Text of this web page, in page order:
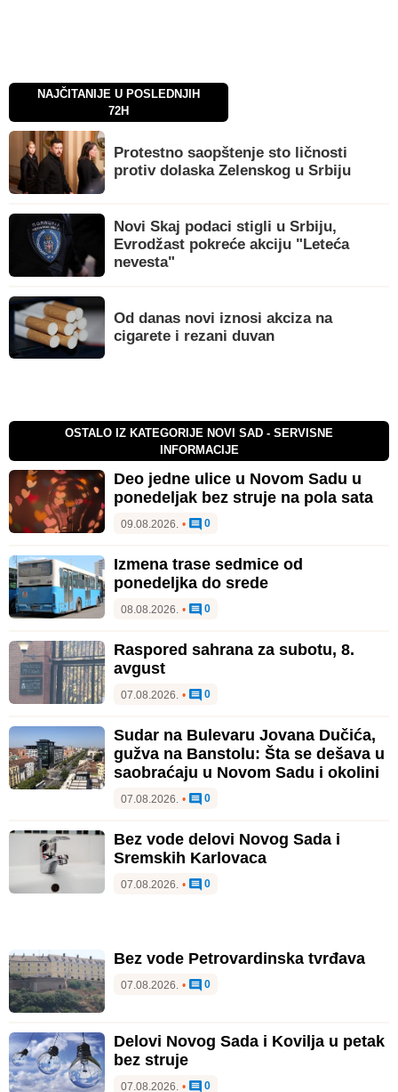
NAJČITANIJE U POSLEDNJIH
72H
Protestno saopštenje sto ličnosti
protiv dolaska Zelenskog u Srbiju
Novi Skaj podaci stigli u Srbiju,
Evrodžast pokreće akciju "Leteća
nevesta"
Od danas novi iznosi akciza na
cigarete i rezani duvan
OSTALO IZ KATEGORIJE NOVI SAD - SERVISNE
INFORMACIJE
Deo jedne ulice u Novom Sadu u
ponedeljak bez struje na pola sata
09.08.2026. • 0
Izmena trase sedmice od
ponedeljka do srede
08.08.2026. • 0
Raspored sahrana za subotu, 8.
avgust
07.08.2026. • 0
Sudar na Bulevaru Jovana Dučića,
gužva na Banstolu: Šta se dešava u
saobraćaju u Novom Sadu i okolini
07.08.2026. • 0
Bez vode delovi Novog Sada i
Sremskih Karlovaca
07.08.2026. • 0
Bez vode Petrovardinska tvrđava
07.08.2026. • 0
Delovi Novog Sada i Kovilja u petak
bez struje
07.08.2026. • 0